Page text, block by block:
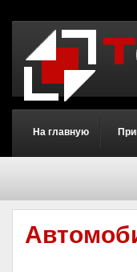
На главную